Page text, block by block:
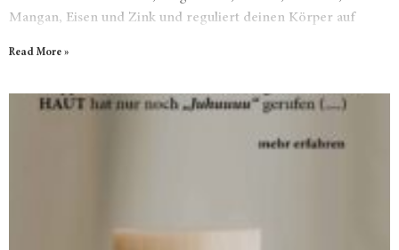
Mangan, Eisen und Zink und reguliert deinen Körper auf
Read More »